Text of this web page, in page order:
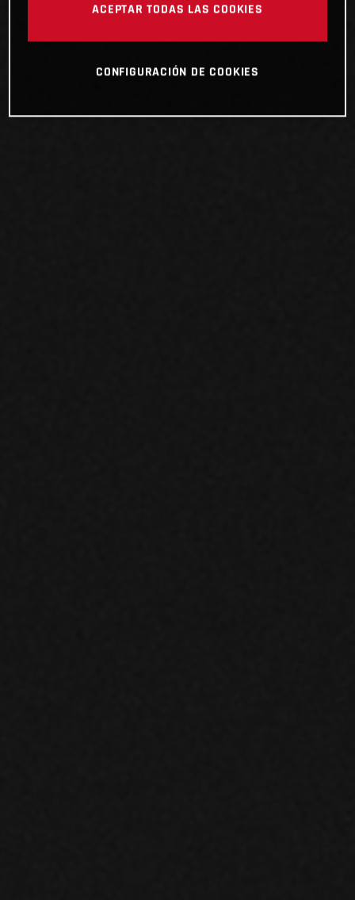
ACEPTAR TODAS LAS COOKIES
CONFIGURACIÓN DE COOKIES